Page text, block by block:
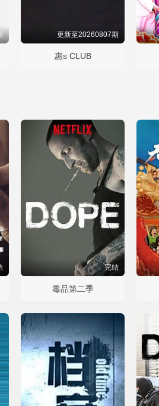
更新至20260807期
惠s CLUB
完结
毒品第二季